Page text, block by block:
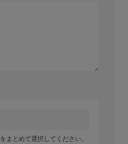
まとめて選択してください。